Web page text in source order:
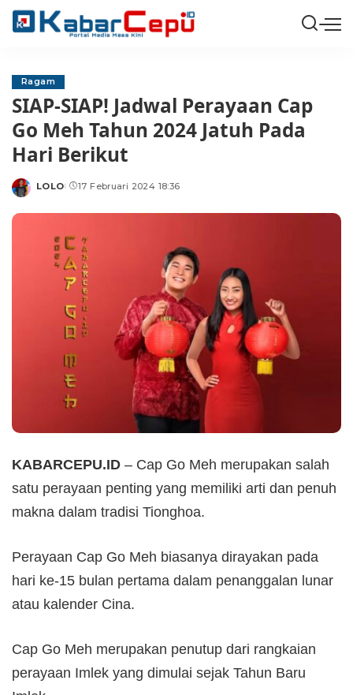
Ragam
SIAP-SIAP! Jadwal Perayaan Cap
Go Meh Tahun 2024 Jatuh Pada
Hari Berikut
Posted
LOLO 17 Februari 2024 18:36
KABARCEPU.ID – Cap Go Meh merupakan salah
satu perayaan penting yang memiliki arti dan penuh
makna dalam tradisi Tionghoa.
Perayaan Cap Go Meh biasanya dirayakan pada
hari ke-15 bulan pertama dalam penanggalan lunar
atau kalender Cina.
Cap Go Meh merupakan penutup dari rangkaian
perayaan Imlek yang dimulai sejak Tahun Baru